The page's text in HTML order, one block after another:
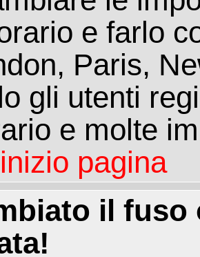
e farlo
Paris,
gli utenti
e molte
pagina
il fuso